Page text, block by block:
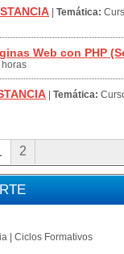
Temática:
Web con PHP
horas
Temática:
2
| Ciclos Formativos